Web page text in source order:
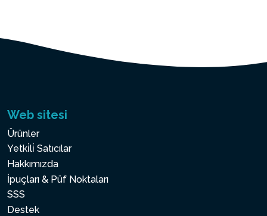
Web sitesi
Ürünler
Yetki̇li̇ Satıcılar
Hakkımızda
İpuçları & Püf Noktaları
SSS
Destek